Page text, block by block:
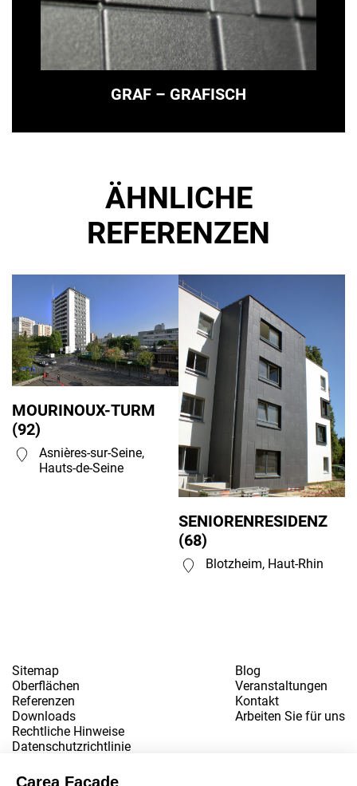
GRAF – GRAFISCH
ÄHNLICHE
REFERENZEN
MOURINOUX-TURM
(92)
Asnières-sur-Seine,
Hauts-de-Seine
SENIORENRESIDENZ
(68)
Blotzheim, Haut-Rhin
Sitemap
Oberflächen
Referenzen
Downloads
Blog
Veranstaltungen
Kontakt
Arbeiten Sie für uns
Rechtliche Hinweise
Datenschutzrichtlinie
Entworfen und gestaltet von der Agentur customR